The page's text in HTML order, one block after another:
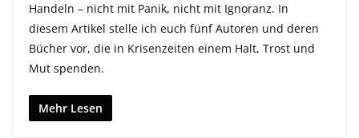
Handeln – nicht mit Panik, nicht mit Ignoranz. In
diesem Artikel stelle ich euch fünf Autoren und deren
Bücher vor, die in Krisenzeiten einem Halt, Trost und
Mut spenden.
Mehr Lesen